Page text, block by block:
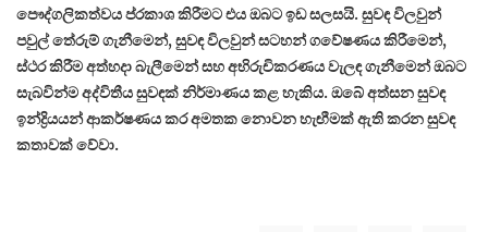
පෞද්ගලිකත්වය ප්රකාශ කිරීමට එය ඔබට ඉඩ සලසයි. සුවඳ විලවුන්
පවුල් තේරුම් ගැනීමෙන්, සුවඳ විලවුන් සටහන් ගවේෂණය කිරීමෙන්,
ස්ථර කිරීම අත්හදා බැලීමෙන් සහ අභිරුචිකරණය වැලඳ ගැනීමෙන් ඔබට
සැබවින්ම අද්විතීය සුවඳක් නිර්මාණය කළ හැකිය. ඔබේ අත්සන සුවඳ
ඉන්ද්‍රියයන් ආකර්ෂණය කර අමතක නොවන හැඟීමක් ඇති කරන සුවඳ
කතාවක් වේවා.